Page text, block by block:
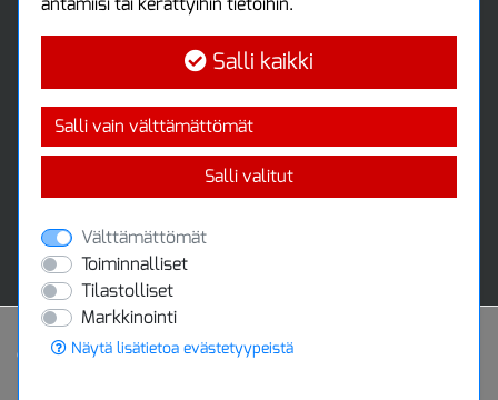
Tuottajankatu 13
Uutiskirje
Tilaa maksuton uutiskirjeemme
© 2020 Protools Oy
Salli kaikki
Salli vain välttämättömät
Salli valitut
Välttämättömät
Toiminnalliset
Tilastolliset
Markkinointi
Näytä lisätietoa evästetyypeistä